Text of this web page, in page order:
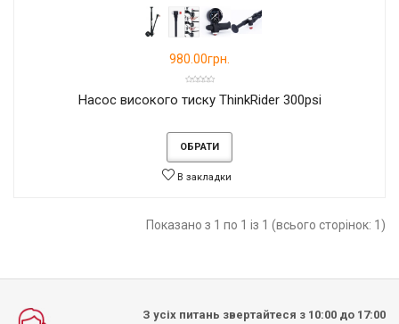
980.00грн.
Насос високого тиску ThinkRider 300psi
ОБРАТИ
В закладки
Показано з 1 по 1 із 1 (всього сторінок: 1)
З усіх питань звертайтеся з 10:00 до 17:00